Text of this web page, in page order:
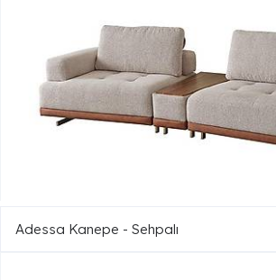
Adessa Kanepe - Sehpalı